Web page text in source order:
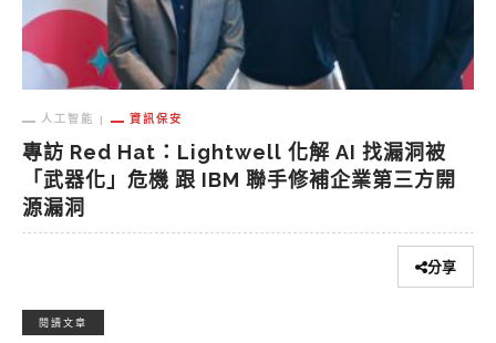
人工智能 資訊保安
專訪 Red Hat：Lightwell 化解 AI 找漏洞被
「武器化」危機 跟 IBM 聯手修補企業第三方開
源漏洞
分享
閱讀文章